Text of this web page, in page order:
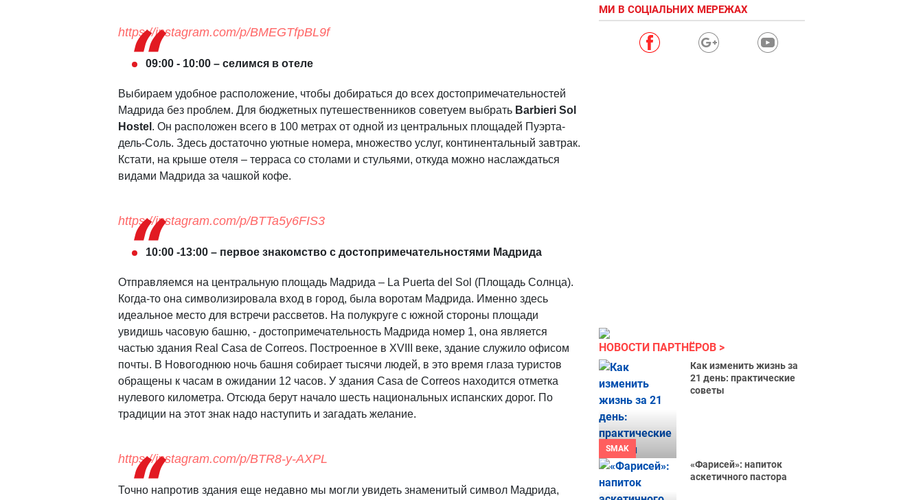
https://instagram.com/p/BMEGTfpBL9f
09:00 - 10:00 – селимся в отеле
Выбираем удобное расположение, чтобы добираться до всех достопримечательностей
Мадрида без проблем. Для бюджетных путешественников советуем выбрать Barbieri Sol
Hostel . Он расположен всего в 100 метрах от одной из центральных площадей Пуэрта-
дель-Соль. Здесь достаточно уютные номера, множество услуг, континентальный завтрак.
Кстати, на крыше отеля – терраса со столами и стульями, откуда можно наслаждаться
видами Мадрида за чашкой кофе.
https://instagram.com/p/BTTa5y6FIS3
10:00 -13:00 – первое знакомство с достопримечательностями Мадрида
Отправляемся на центральную площадь Мадрида – La Puerta del Sol (Площадь Солнца).
Когда-то она символизировала вход в город, была воротам Мадрида. Именно здесь
идеальное место для встречи рассветов. На полукруге с южной стороны площади
увидишь часовую башню, - достопримечательность Мадрида номер 1, она является
частью здания Real Casa de Correos. Построенное в XVIII веке, здание служило офисом
почты. В Новогоднюю ночь башня собирает тысячи людей, в это время глаза туристов
обращены к часам в ожидании 12 часов. У здания Casa de Correos находится отметка
нулевого километра. Отсюда берут начало шесть национальных испанских дорог. По
традиции на этот знак надо наступить и загадать желание.
https://instagram.com/p/BTR8-y-AXPL
Точно напротив здания еще недавно мы могли увидеть знаменитый символ Мадрида,
МИ В СОЦІАЛЬНИХ МЕРЕЖАХ
НОВОСТИ ПАРТНЁРОВ
SMAK
Как изменить жизнь за
21 день: практические
советы
«Фарисей»: напиток
аскетичного пастора